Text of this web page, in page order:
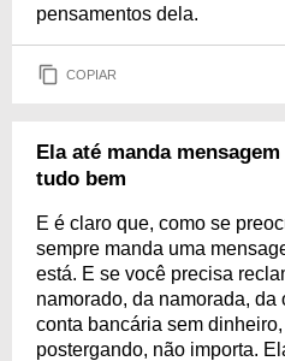
pensamentos dela.
COPIAR
Ela até manda
tudo bem
E é claro que, como se
sempre manda uma
está. E se você precisa
namorado, da namorada, da
conta bancária sem
postergando, não importa.